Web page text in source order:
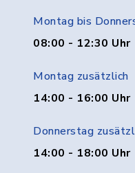
Montag bis
08:00 - 12:30 Uhr
Montag zusätzlich
14:00 - 16:00 Uhr
Donnerstag
14:00 - 18:00 Uhr